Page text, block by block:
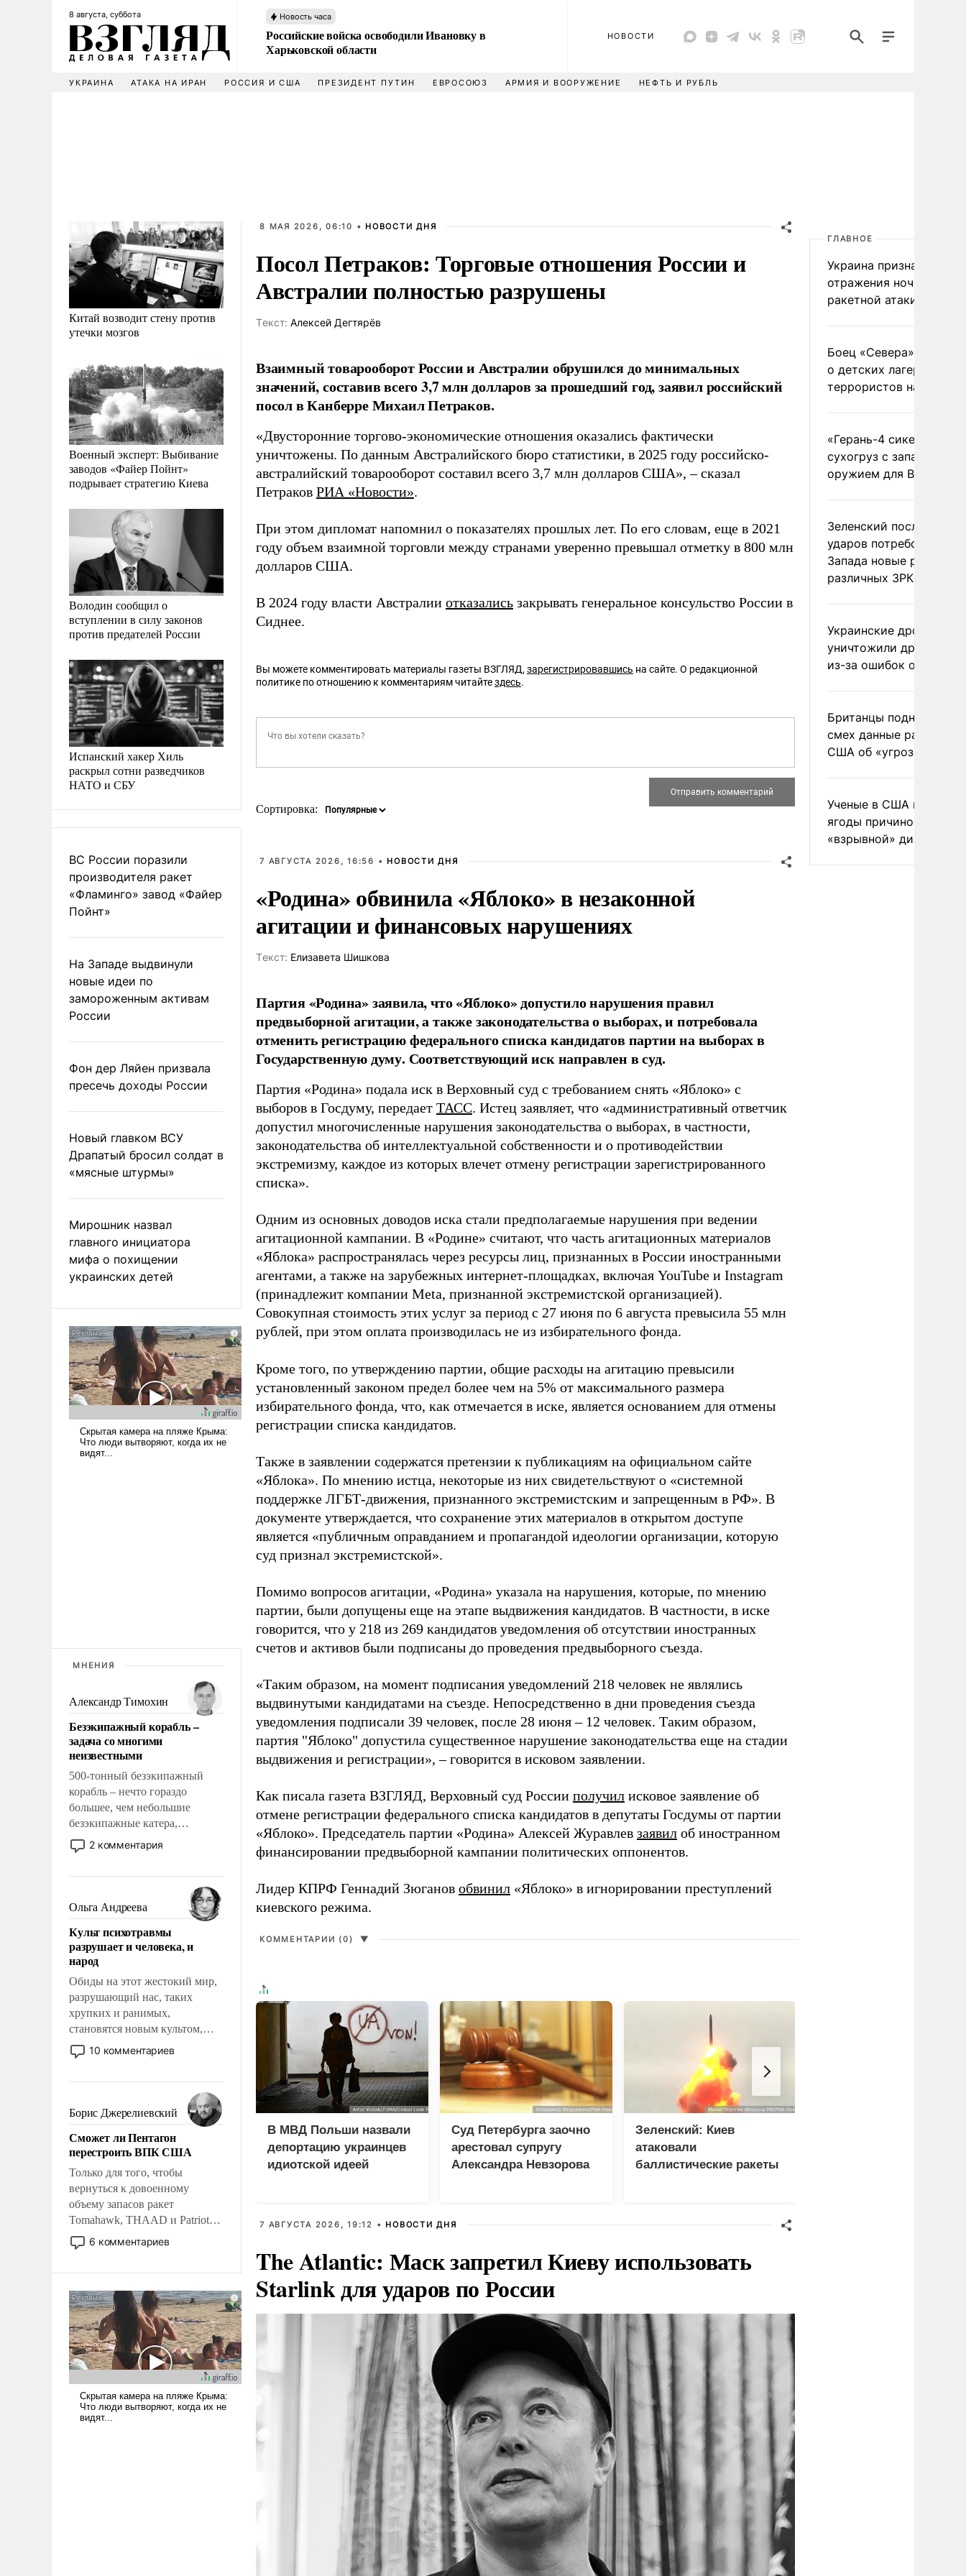
8 августа, суббота Новость часа
Российские войска освободили Ивановку в
Харьковской области
НОВОСТИ
УКРАИНА АТАКА НА ИРАН РОССИЯ И США ПРЕЗИДЕНТ ПУТИН ЕВРОСОЮЗ АРМИЯ И ВООРУЖЕНИЕ НЕФТЬ И РУБЛЬ
Китай возводит стену против
утечки мозгов
Военный эксперт: Выбивание
заводов «Файер Пойнт»
подрывает стратегию Киева
Володин сообщил о
вступлении в силу законов
против предателей России
Испанский хакер Хиль
раскрыл сотни разведчиков
НАТО и СБУ
ВС России поразили
производителя ракет
«Фламинго» завод «Файер
Пойнт»
На Западе выдвинули
новые идеи по
замороженным активам
России
Фон дер Ляйен призвала
пресечь доходы России
Новый главком ВСУ
Драпатый бросил солдат в
«мясные штурмы»
Мирошник назвал
главного инициатора
мифа о похищении
украинских детей
МНЕНИЯ
Александр Тимохин
Безэкипажный корабль –
задача со многими
неизвестными
500-тонный безэкипажный
корабль – нечто гораздо
большее, чем небольшие
безэкипажные катера,
применение которых уже
стало обыденностью. Задача по
сложна и амбициозна. Однако
и ее реализация радикально
поднимет наши боевые
возможности.
2 комментария
Ольга Андреева
Культ психотравмы
разрушает и человека, и
народ
Обиды на этот жестокий мир,
разрушающий нас, таких
хрупких и ранимых,
становятся новым культом,
постепенно вытесняя и
отменяя традиционное
мужественным и твердым под
ударами судьбы, брать на себя
ответственность, помогать
слабым, идти вперед и
адаптироваться.
10 комментариев
Борис Джерелиевский
Сможет ли Пентагон
перестроить ВПК США
Только для того, чтобы
вернуться к довоенному
объему запасов ракет
Tomahawk, THAAD и Patriot
США потребуется более трех
лет. Даже небольшая война с
Сложившаяся ситуация
означает многолетний период
уязвимости США, например,
перед Китаем.
6 комментариев
8 МАЯ 2026, 06:10 • НОВОСТИ ДНЯ
Посол Петраков: Торговые отношения России и
Австралии полностью разрушены
Tекст: Алексей Дегтярёв
Взаимный товарооборот России и Австралии обрушился до минимальных
значений, составив всего 3,7 млн долларов за прошедший год, заявил российский
посол в Канберре Михаил Петраков.
«Двусторонние торгово-экономические отношения оказались фактически
уничтожены. По данным Австралийского бюро статистики, в 2025 году российско-
австралийский товарооборот составил всего 3,7 млн долларов США», – сказал
Петраков РИА «Новости».
При этом дипломат напомнил о показателях прошлых лет. По его словам, еще в 2021
году объем взаимной торговли между странами уверенно превышал отметку в 800 млн
долларов США.
В 2024 году власти Австралии отказались закрывать генеральное консульство России в
Сиднее.
Вы можете комментировать материалы газеты ВЗГЛЯД, зарегистрировавшись на сайте. О редакционной
политике по отношению к комментариям читайтездесь.
Сортировка:
7 АВГУСТА 2026, 16:56 • НОВОСТИ ДНЯ
«Родина» обвинила «Яблоко» в незаконной
агитации и финансовых нарушениях
Tекст: Елизавета Шишкова
Партия «Родина» заявила, что «Яблоко» допустило нарушения правил
предвыборной агитации, а также законодательства о выборах, и потребовала
отменить регистрацию федерального списка кандидатов партии на выборах в
Государственную думу. Соответствующий иск направлен в суд.
Партия «Родина» подала иск в Верховный суд с требованием снять «Яблоко» с
выборов в Госдуму, передает ТАСС. Истец заявляет, что «административный ответчик
допустил многочисленные нарушения законодательства о выборах, в частности,
законодательства об интеллектуальной собственности и о противодействии
экстремизму, каждое из которых влечет отмену регистрации зарегистрированного
списка».
Одним из основных доводов иска стали предполагаемые нарушения при ведении
агитационной кампании. В «Родине» считают, что часть агитационных материалов
«Яблока» распространялась через ресурсы лиц, признанных в России иностранными
агентами, а также на зарубежных интернет-площадках, включая YouTube и Instagram
(принадлежит компании Meta, признанной экстремистской организацией).
Совокупная стоимость этих услуг за период с 27 июня по 6 августа превысила 55 млн
рублей, при этом оплата производилась не из избирательного фонда.
Кроме того, по утверждению партии, общие расходы на агитацию превысили
установленный законом предел более чем на 5% от максимального размера
избирательного фонда, что, как отмечается в иске, является основанием для отмены
регистрации списка кандидатов.
Также в заявлении содержатся претензии к публикациям на официальном сайте
«Яблока». По мнению истца, некоторые из них свидетельствуют о «системной
поддержке ЛГБТ-движения, признанного экстремистским и запрещенным в РФ». В
документе утверждается, что сохранение этих материалов в открытом доступе
является «публичным оправданием и пропагандой идеологии организации, которую
суд признал экстремистской».
Помимо вопросов агитации, «Родина» указала на нарушения, которые, по мнению
партии, были допущены еще на этапе выдвижения кандидатов. В частности, в иске
говорится, что у 218 из 269 кандидатов уведомления об отсутствии иностранных
счетов и активов были подписаны до проведения предвыборного съезда.
«Таким образом, на момент подписания уведомлений 218 человек не являлись
выдвинутыми кандидатами на съезде. Непосредственно в дни проведения съезда
уведомления подписали 39 человек, после 28 июня – 12 человек. Таким образом,
партия "Яблоко" допустила существенное нарушение законодательства еще на стадии
выдвижения и регистрации», – говорится в исковом заявлении.
Как писала газета ВЗГЛЯД, Верховный суд России получил исковое заявление об
отмене регистрации федерального списка кандидатов в депутаты Госдумы от партии
«Яблоко». Председатель партии «Родина» Алексей Журавлев заявил об иностранном
финансировании предвыборной кампании политических оппонентов.
Лидер КПРФ Геннадий Зюганов обвинил «Яблоко» в игнорировании преступлений
киевского режима.
КОММЕНТАРИИ (0) ▼
В МВД Польши назвали
депортацию украинцев
идиотской идеей
Суд Петербурга заочно
арестовал супругу
Александра Невзорова
Зеленский: Киев
атаковали
баллистические ракеты
7 АВГУСТА 2026, 19:12 • НОВОСТИ ДНЯ
The Atlantic: Маск запретил Киеву использовать
Starlink для ударов по России
ГЛАВНОЕ
Украина признала
отражения ночной
ракетной атаки
Боец «Севера»
о детских лагерях
террористов на
«Герань-4 сикер»
сухогруз с западным
оружием для ВСУ
Зеленский после
ударов потребовал у
Запада новые ракеты
различных ЗРК
Украинские дроны
уничтожили друг друга
из-за ошибок
Британцы подняли на
смех данные разведки
США об «угрозе
Ученые в США назвали
ягоды причиной
«взрывной» диареи